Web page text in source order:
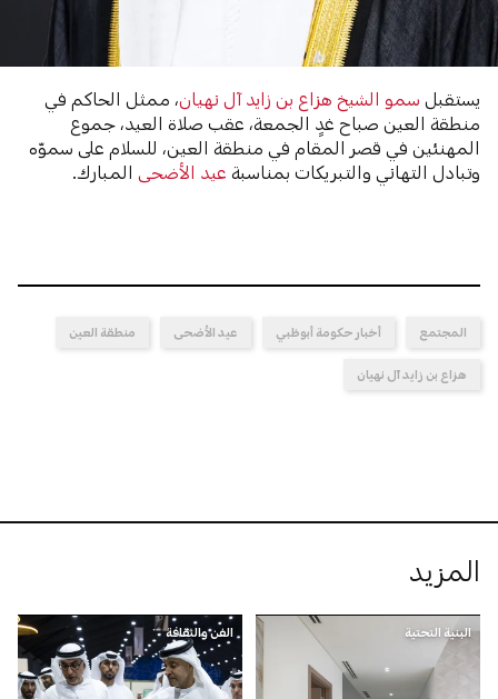
يستقبلسمو الشيخ هزاع بن زايد آل نهيان، ممثل الحاكم في
منطقة العين صباح غدٍ الجمعة، عقب صلاة العيد، جموع
المهنئين في قصر المقام في منطقة العين، للسلام على سموّه
وتبادل التهاني والتبريكات بمناسبةعيد الأضحى المبارك.
المجتمع أخبار حكومة أبوظبي عيد الأضحى منطقة العين
هزاع بن زايد آل نهيان
المزيد
البنية التحتية الفن والثقافة